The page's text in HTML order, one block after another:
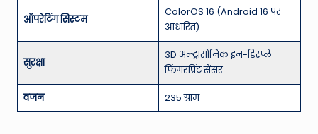
ऑपरेटिंग सिस्टम
ColorOS 16 (Android 16 पर
आधारित)
सुरक्षा
3D अल्ट्रासोनिक इन-डिस्प्ले
फिंगरप्रिंट सेंसर
वजन 235 ग्राम